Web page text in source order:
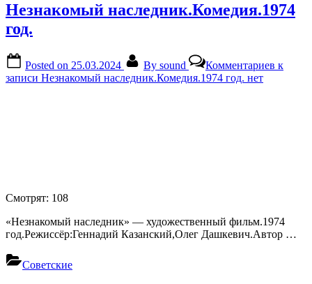
Незнакомый наследник.Комедия.1974
год.
Posted on 25.03.2024 By sound Комментариев к
записи Незнакомый наследник.Комедия.1974 год. нет
Смотрят: 108
«Незнакомый наследник» — художественный фильм.1974
год.Режиссёр:Геннадий Казанский,Олег Дашкевич.Автор …
Советские